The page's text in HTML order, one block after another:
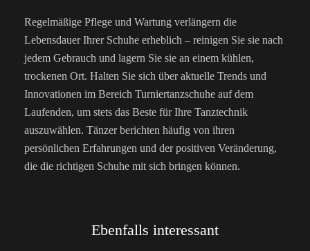
Regelmäßige Pflege und Wartung verlängern die
Lebensdauer Ihrer Schuhe erheblich – reinigen Sie sie nach
jedem Gebrauch und lagern Sie sie an einem kühlen,
trockenen Ort. Halten Sie sich über aktuelle Trends und
Innovationen im Bereich Turniertanzschuhe auf dem
Laufenden, um stets das Beste für Ihre Tanztechnik
auszuwählen. Tänzer berichten häufig von ihren
persönlichen Erfahrungen und der positiven Veränderung,
die die richtigen Schuhe mit sich bringen können.
Ebenfalls interessant